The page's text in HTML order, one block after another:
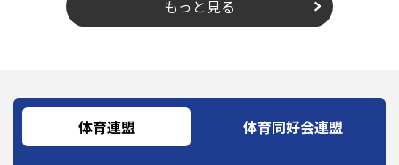
もっと見る
体育連盟 体育同好会連盟